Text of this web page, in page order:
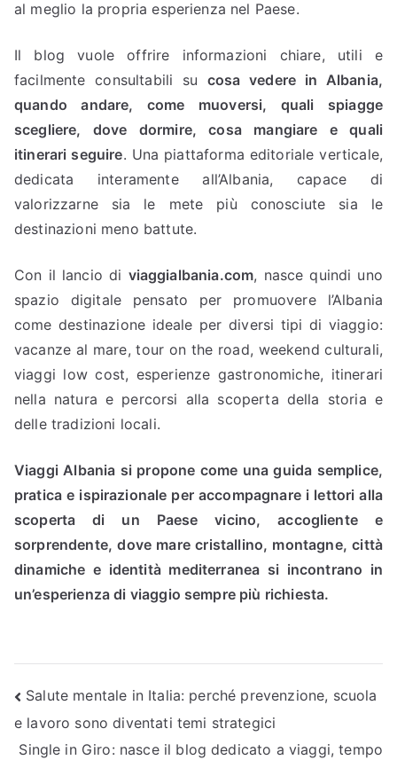
al meglio la propria esperienza nel Paese.
Il blog vuole offrire informazioni chiare, utili e
facilmente consultabili su cosa vedere in Albania,
quando andare, come muoversi, quali spiagge
scegliere, dove dormire, cosa mangiare e quali
itinerari seguire. Una piattaforma editoriale verticale,
dedicata interamente all’Albania, capace di
valorizzarne sia le mete più conosciute sia le
destinazioni meno battute.
Con il lancio di viaggialbania.com, nasce quindi uno
spazio digitale pensato per promuovere l’Albania
come destinazione ideale per diversi tipi di viaggio:
vacanze al mare, tour on the road, weekend culturali,
viaggi low cost, esperienze gastronomiche, itinerari
nella natura e percorsi alla scoperta della storia e
delle tradizioni locali.
Viaggi Albania si propone come una guida semplice,
pratica e ispirazionale per accompagnare i lettori alla
scoperta di un Paese vicino, accogliente e
sorprendente, dove mare cristallino, montagne, città
dinamiche e identità mediterranea si incontrano in
un’esperienza di viaggio sempre più richiesta.
Navigazione
articoli
Salute mentale in Italia: perché prevenzione, scuola
e lavoro sono diventati temi strategici
Single in Giro: nasce il blog dedicato a viaggi, tempo